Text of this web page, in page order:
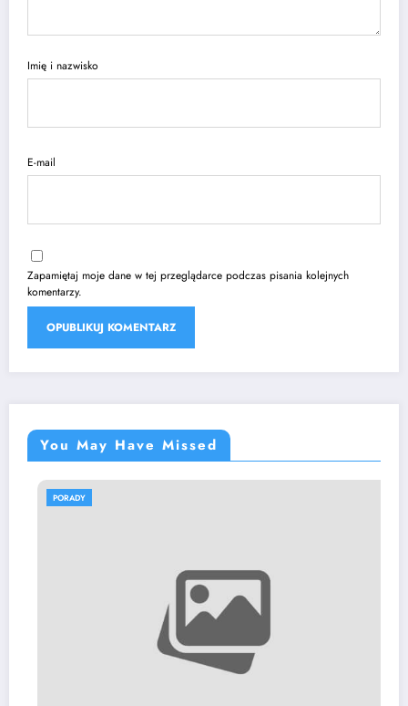
Imię i nazwisko
E-mail
Zapamiętaj moje dane w tej przeglądarce podczas pisania kolejnych
komentarzy.
You May Have Missed